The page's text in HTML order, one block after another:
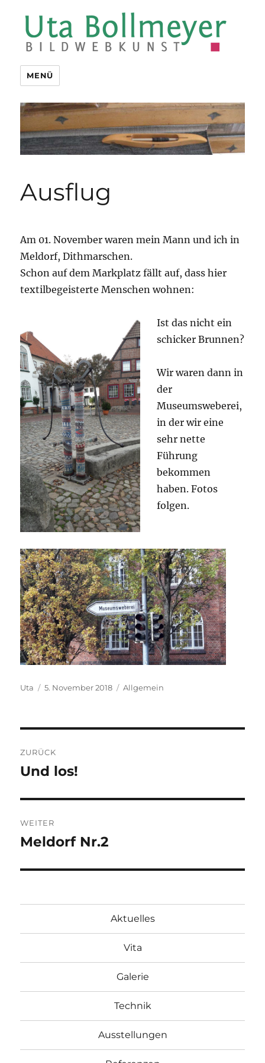
Uta Bollmeyer | bildwebkunst
MENÜ
Ausflug
Am 01. November waren mein Mann und ich in
Meldorf, Dithmarschen.
Schon auf dem Markplatz fällt auf, dass hier
textilbegeisterte Menschen wohnen:
Ist das nicht ein
schicker Brunnen?
Wir waren dann in
der
Museumsweberei,
in der wir eine
sehr nette
Führung
bekommen
haben. Fotos
folgen.
Autor
Uta
Veröffentlicht
5. November 2018 Kategorien
Allgemein
ZURÜCK
Vorheriger
Und los!
WEITER
Nächster
Meldorf Nr.2
Aktuelles
Vita
Galerie
Technik
Ausstellungen